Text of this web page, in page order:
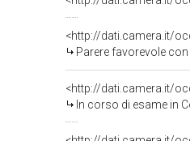
<http://dati.camera.it/
Parere favorevole
<http://dati.camera.it/
In corso di esame in